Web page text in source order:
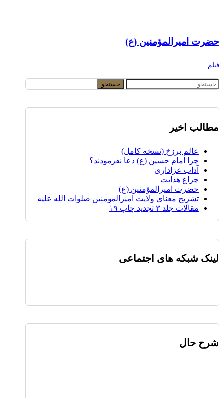
حضرت امیرالمؤمنین (ع)
فیلم
جستجو
برای:
مطالب اخیر
عالم برزخ (نسخه کامل)
چرا امام حسین (ع) دعا نفرمودند؟
آداب عزاداری
چراغ هدایت
حضرت امیرالمؤمنین (ع)
تشریح معنای ولایت امیرالمومنین صلوات الله علیه
مقالات جلد ۳ تجدید چاپ ۱۹
لینک شبکه های اجتماعی
شرح حال